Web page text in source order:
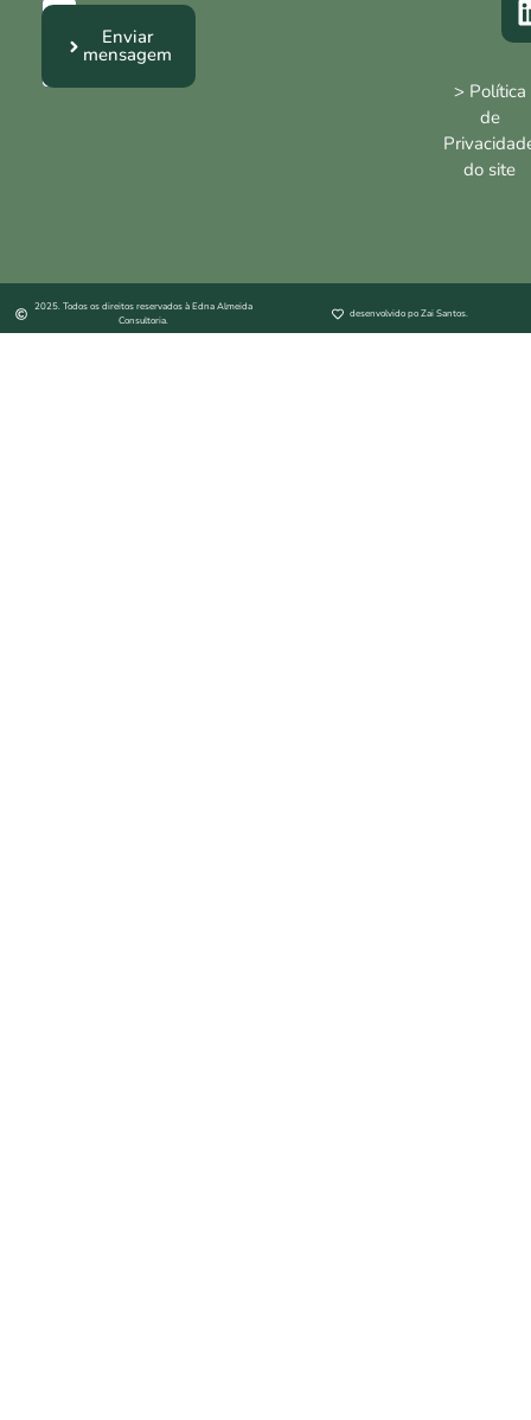
Enviar
mensagem
> Política
de
do site
2025. Todos os direitos reservados à Edna Almeida
Consultoria.
desenvolvido po Zai Santos.